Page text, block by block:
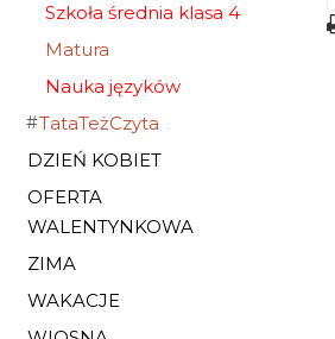
Szkoła średnia klasa 4
Matura
Nauka języków
TataTeżCzyta
DZIEŃ KOBIET
OFERTA
WALENTYNKOWA
ZIMA
WAKACJE